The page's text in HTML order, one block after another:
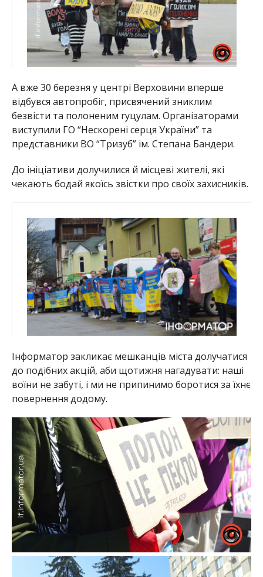
А вже 30 березня у центрі Верховини вперше
відбувся автопробіг, присвячений зниклим
безвісти та полоненим гуцулам. Організаторами
виступили ГО “Нескорені серця України” та
представники ВО “Тризуб” ім. Степана Бандери.
До ініціативи долучилися й місцеві жителі, які
чекають бодай якоїсь звістки про своїх захисників.
Інформатор закликає мешканців міста долучатися
до подібних акцій, аби щотижня нагадувати: наші
воїни не забуті, і ми не припинимо боротися за їхнє
повернення додому.